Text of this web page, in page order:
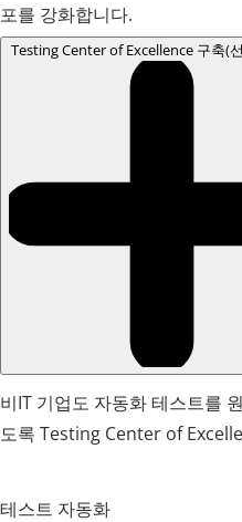
포를 강화합니다.
Testing Center of Excellence 구축(
비IT 기업도 자동화 테스트를
도록 Testing Center of
테스트 자동화